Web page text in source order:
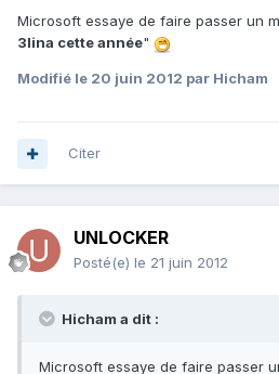
Microsoft essaye de faire passer un
3lina cette année"
Modifié le 20 juin 2012 par Hicham
Citer
UNLOCKER
Posté(e) le 21 juin 2012
Hicham a dit :
Microsoft essaye de faire passer